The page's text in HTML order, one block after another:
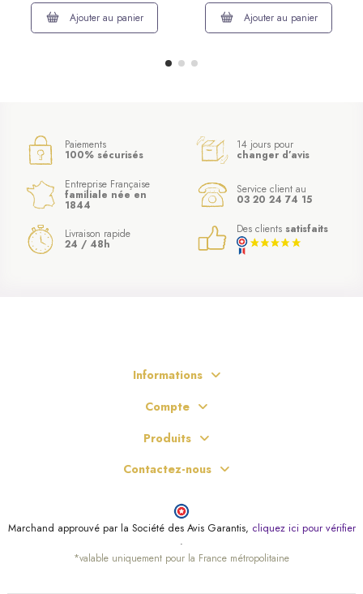
Ajouter au panier Ajouter au panier
Paiements
100% sécurisés
14 jours pour
changer d’avis
Entreprise Française
familiale née en
1844
Service client au
03 20 24 74 15
Livraison rapide
24 / 48h
Des clients satisfaits
Informations
Compte
Produits
Contactez-nous
Marchand approuvé par la Société des Avis Garantis, cliquez ici pour vérifier
.
*valable uniquement pour la France métropolitaine